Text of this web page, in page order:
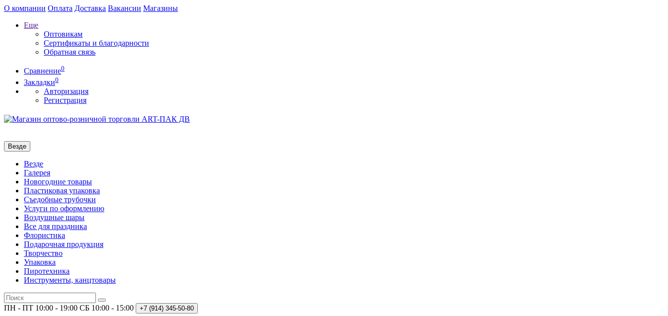
О компании Оплата Доставка Вакансии Магазины
Еще
Оптовикам
Сертификаты и благодарности
Обратная связь
Сравнение0
Закладки0
Авторизация
Регистрация
Везде
Везде
Галерея
Новогодние товары
Пластиковая упаковка
Съедобные трубочки
Услуги по оформлению
Воздушные шары
Все для праздника
Флористика
Подарочная продукция
Творчество
Упаковка
Пиротехника
Инструменты, канцтовары
ПН - ПТ 10:00 - 19:00 СБ 10:00 - 15:00 +7 (914) 345-50-80